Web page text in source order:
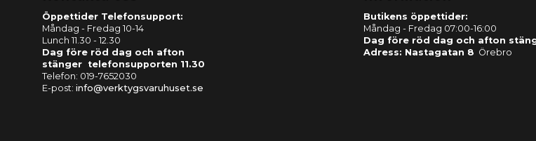
Öppettider Telefonsupport:
Måndag - Fredag 10-14
Lunch 11.30 - 12.30
Dag före röd dag och afton
stänger telefonsupporten 11.30
Telefon: 019-7652030
E-post: info@verktygsvaruhuset.se
Butikens öppettider:
Måndag - Fredag 07:00-16:00
Dag före röd dag och afton
Adress: Nastagatan 8 Örebro